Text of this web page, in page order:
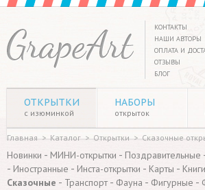
КОНТАКТЫ
НАШИ АВТОРЫ
ОПЛАТА И
ОТЗЫВЫ
БЛОГ
ОТКРЫТКИ
с изюминкой
НАБОРЫ
открыток
Главная > Каталог > Открытки > Сказочные
Новинки - МИНИ-открытки - Поздравительные
- Иностранные - Инста-открытки - Карты - Книги
Сказочные - Транспорт- Фауна - Фигурные -